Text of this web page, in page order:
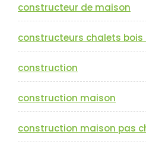
constructeur de maison
constructeurs chalets
construction
construction maison
construction maison pas